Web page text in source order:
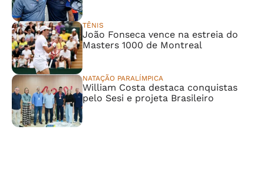
TÊNIS
João Fonseca vence na estreia do
Masters 1000 de Montreal
NATAÇÃO PARALÍMPICA
William Costa destaca conquistas
pelo Sesi e projeta Brasileiro